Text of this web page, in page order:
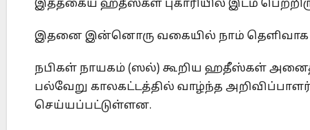
இத்தகைய ஹதீஸ்கள் புகாரியில் இடம்
இதனை இன்னொரு வகையில் நாம்
நபிகள் நாயகம் (ஸல்) கூறிய ஹதீஸ்கள்
பல்வேறு காலகட்டத்தில் வாழ்ந்த
செய்யப்பட்டுள்ளன.